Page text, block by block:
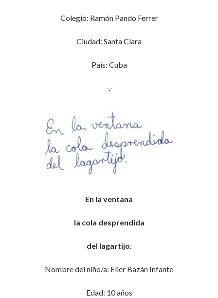
Colegio: Ramón Pando Ferrer
Ciudad: Santa Clara
País: Cuba
-.-
En la ventana
la cola desprendida
del lagartijo.
Nombre del niño/a: Elier Bazán Infante
Edad: 10 años